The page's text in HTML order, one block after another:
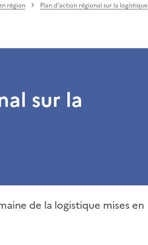
région Plan d’action régional sur la logistique
sur la
de la logistique mises en